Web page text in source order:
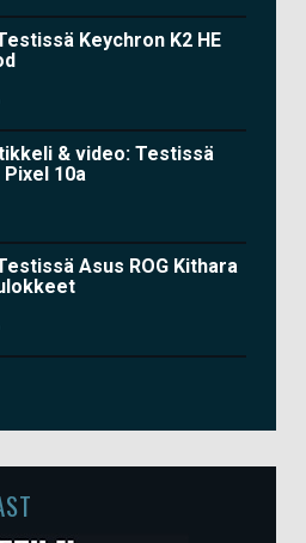
Keychron K2 HE
& video: Testissä
10a
Asus ROG Kithara